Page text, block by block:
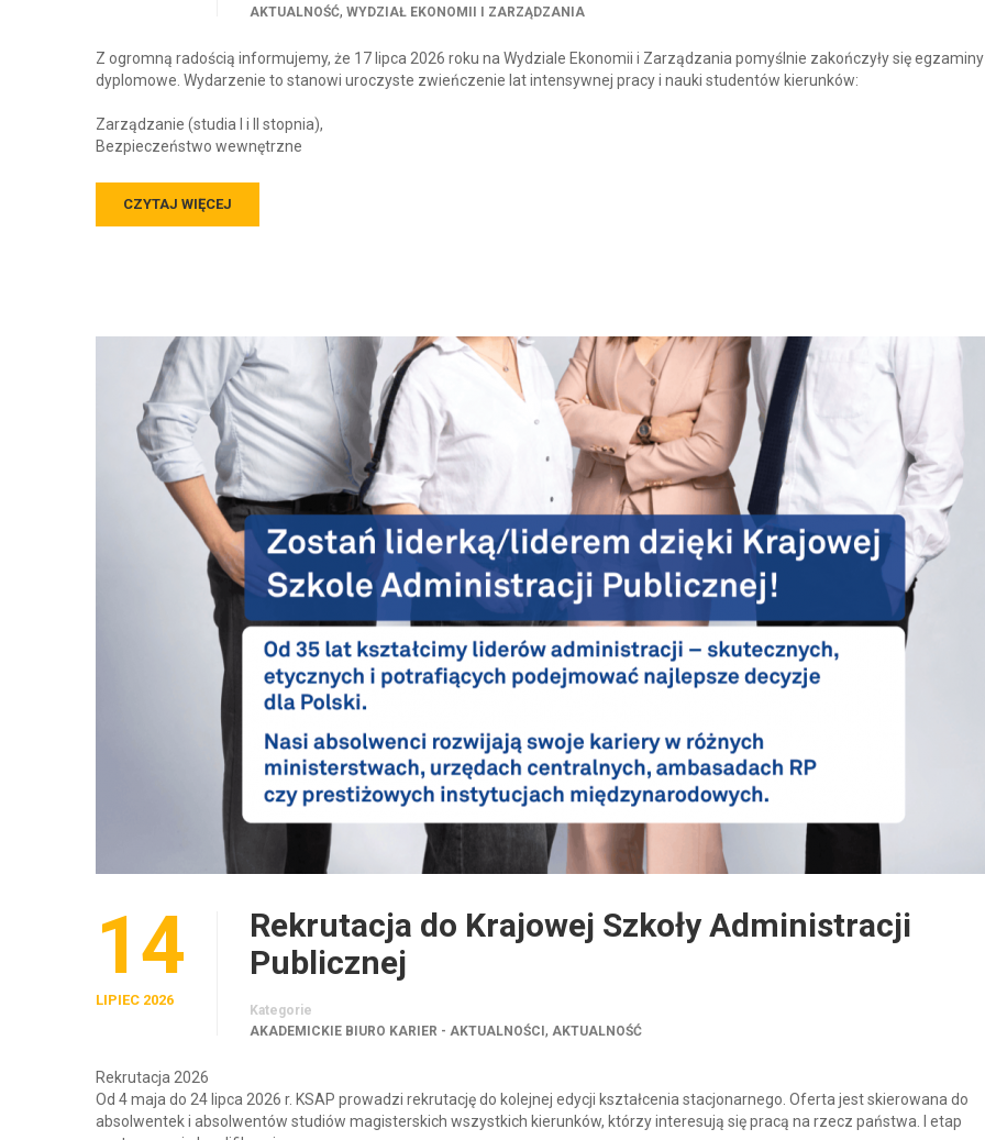
AKTUALNOŚĆ, WYDZIAŁ EKONOMII I ZARZĄDZANIA
Z ogromną radością informujemy, że 17 lipca 2026 roku na Wydziale Ekonomii i Zarządzania pomyślnie zakończyły się egzaminy
dyplomowe. Wydarzenie to stanowi uroczyste zwieńczenie lat intensywnej pracy i nauki studentów kierunków:
Zarządzanie (studia I i II stopnia),
Bezpieczeństwo wewnętrzne
CZYTAJ WIĘCEJ
14
LIPIEC 2026
Rekrutacja do Krajowej Szkoły Administracji
Publicznej
Kategorie
AKADEMICKIE BIURO KARIER - AKTUALNOŚCI , AKTUALNOŚĆ
Rekrutacja 2026
Od 4 maja do 24 lipca 2026 r. KSAP prowadzi rekrutację do kolejnej edycji kształcenia stacjonarnego. Oferta jest skierowana do
absolwentek i absolwentów studiów magisterskich wszystkich kierunków, którzy interesują się pracą na rzecz państwa. I etap